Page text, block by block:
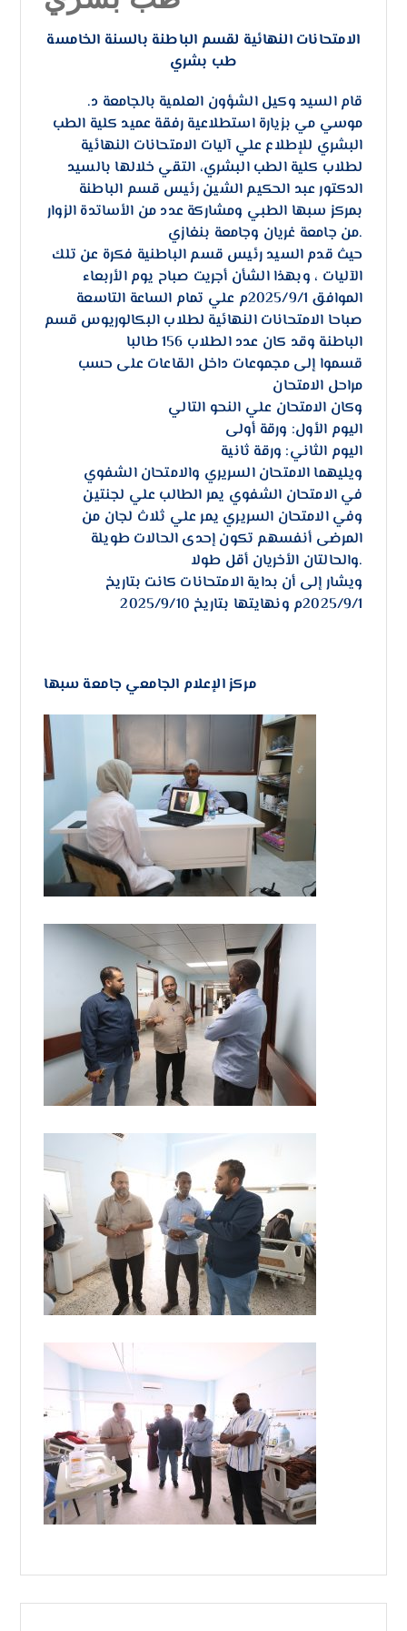
الامتحانات النهائية لقسم الباطنة بالسنة الخامسة
طب بشري
قام السيد وكيل الشؤون العلمية بالجامعة د.
موسي مي بزيارة استطلاعية رفقة عميد كلية الطب
البشري للإطلاع علي آليات الامتحانات النهائية
لطلاب كلية الطب البشري، التقي خلالها بالسيد
الدكتور عبد الحكيم الشين رئيس قسم الباطنة
بمركز سبها الطبي ومشاركة عدد من الأساتدة الزوار
من جامعة غريان وجامعة بنغازي.
حيث قدم السيد رئيس قسم الباطنية فكرة عن تلك
الآليات ، وبهذا الشأن أجريت صباح يوم الأربعاء
الموافق 2025/9/1م علي تمام الساعة التاسعة
صباحا الامتحانات النهائية لطلاب البكالوريوس قسم
الباطنة وقد كان عدد الطلاب 156 طالبا
قسموا إلى مجموعات داخل القاعات على حسب
مراحل الامتحان
وكان الامتحان علي النحو التالي
اليوم الأول: ورقة أولى
اليوم الثاني: ورقة ثانية
ويليهما الامتحان السريري والامتحان الشفوي
في الامتحان الشفوي يمر الطالب علي لجنتين
وفي الامتحان السريري يمر علي ثلاث لجان من
المرضى أنفسهم تكون إحدى الحالات طويلة
والحالتان الأخريان أقل طولا.
ويشار إلى أن بداية الامتحانات كانت بتاريخ
2025/9/1م ونهايتها بتاريخ 2025/9/10
مركز الإعلام الجامعي جامعة سبها